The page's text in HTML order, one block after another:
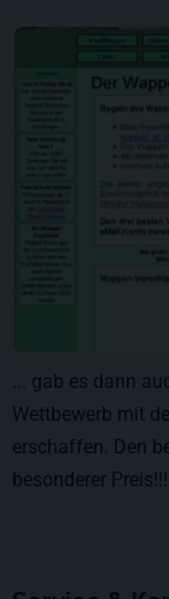
... gab es dann
Wettbewerb mit
erschaffen. Den
besonderer Preis!!!